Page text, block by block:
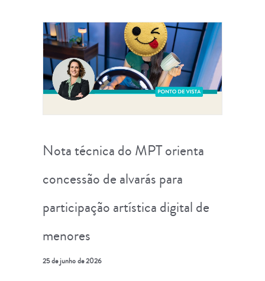
Nota técnica do MPT orienta
concessão de alvarás para
participação artística digital de
menores
25 de junho de 2026